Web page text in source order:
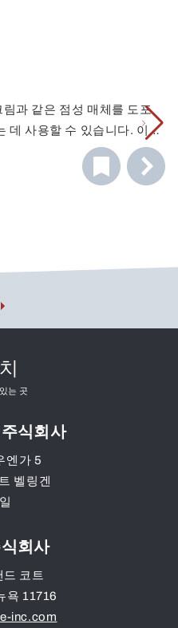
과 같은 점성 매체를 도포
데 사용할 수 있습니다. 이
리와 곡선 부분까지 쉽게 닿
을 제거하거나 Bürkle의 계
정성이 뛰어난 긴 모서리는
긴 모서리의 작은 끝부분은
는 곳
식회사
엔가 5
벨링겐
회사
드 코트
욕 11716
inc.com